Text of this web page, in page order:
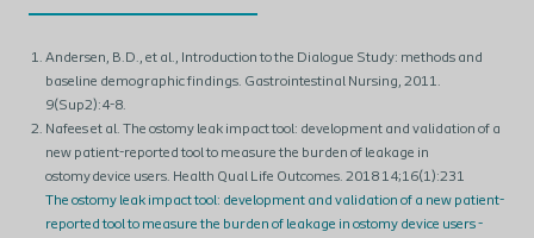
Andersen, B.D., et al., Introduction to the Dialogue Study: methods and
baseline demographic findings. Gastrointestinal Nursing, 2011.
9(Sup2):4-8.​
Nafees et al. The ostomy leak impact tool: development and validation of a
new patient-reported tool to measure the burden of leakage in
ostomy device users. Health Qual Life Outcomes. 2018 14;16(1):231
The ostomy leak impact tool: development and validation of a new patient-
reported tool to measure the burden of leakage in ostomy device users -